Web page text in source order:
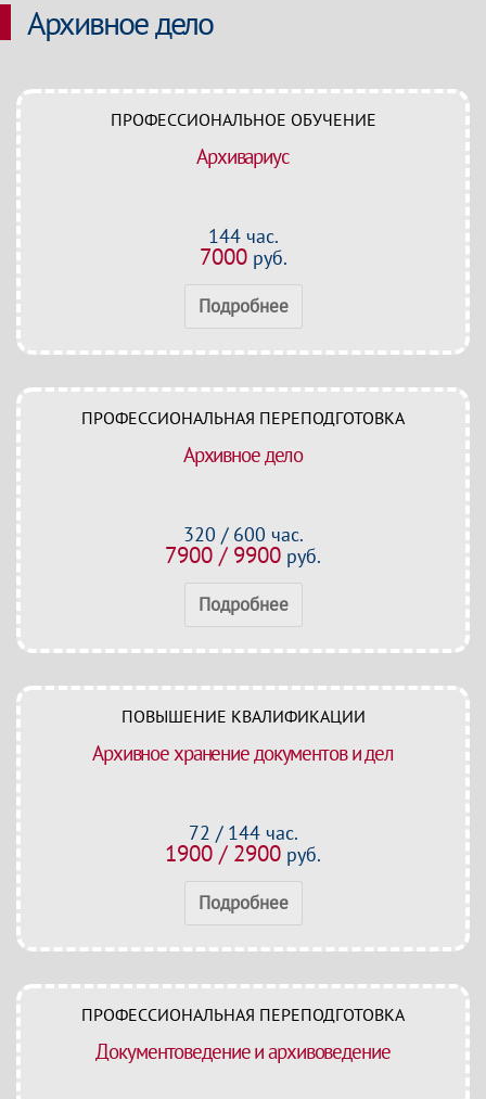
Архивное дело
ПРОФЕССИОНАЛЬНОЕ ОБУЧЕНИЕ
Архивариус
144 час.
7000руб.
Подробнее
ПРОФЕССИОНАЛЬНАЯ ПЕРЕПОДГОТОВКА
Архивное дело
320 / 600 час.
7900 / 9900 руб.
Подробнее
ПОВЫШЕНИЕ КВАЛИФИКАЦИИ
Архивное хранение документов и дел
72 / 144 час.
1900 / 2900 руб.
Подробнее
ПРОФЕССИОНАЛЬНАЯ ПЕРЕПОДГОТОВКА
Документоведение и архивоведение